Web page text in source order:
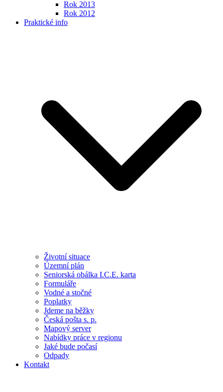
Rok 2013
Rok 2012
Praktické info
Životní situace
Územní plán
Seniorská obálka I.C.E. karta
Formuláře
Vodné a stočné
Poplatky
Jdeme na běžky
Česká pošta s. p.
Mapový server
Nabídky práce v regionu
Jaké bude počasí
Odpady
Kontakt